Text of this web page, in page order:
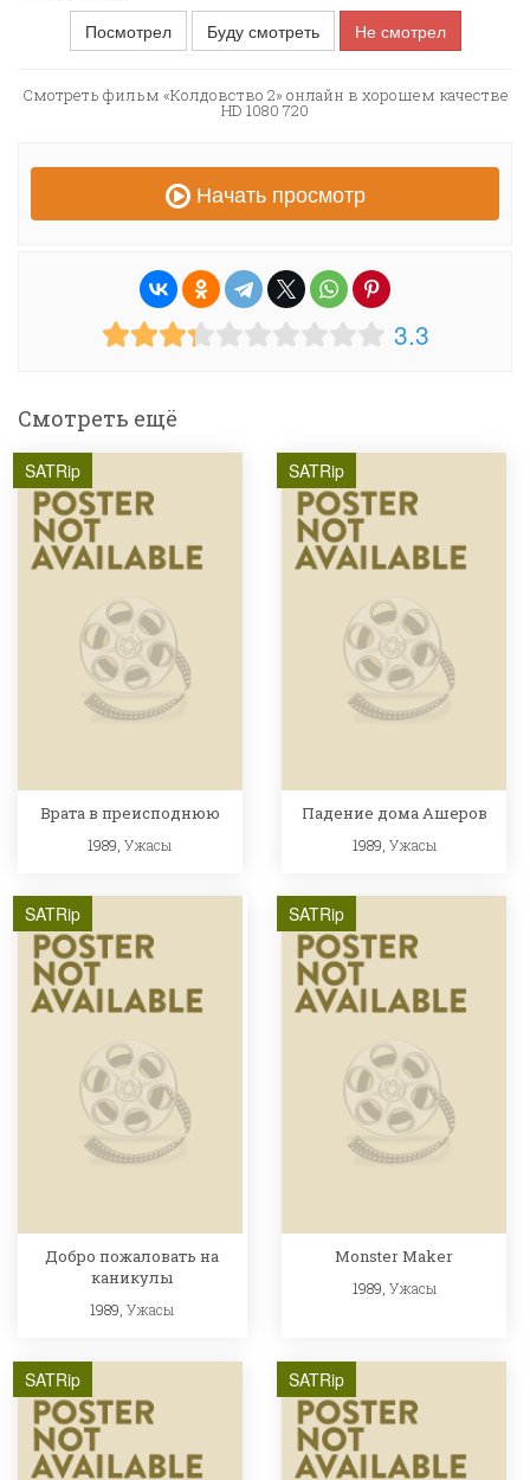
Посмотрел
Буду смотреть Не смотрел
Смотреть фильм «Колдовство 2» онлайн в хорошем качестве
HD 1080 720
Начать просмотр
3.3
Смотреть ещё
SATRip
Врата в преисподнюю
1989,Ужасы
SATRip
Падение дома Ашеров
1989, Ужасы
SATRip
Добро пожаловать на
каникулы
1989,Ужасы
SATRip
Monster Maker
1989, Ужасы
SATRip SATRip